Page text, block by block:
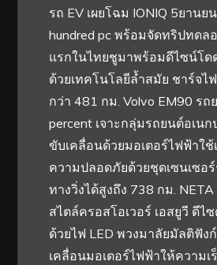
รถ EV เผยโฉม IONIQ 5ยานย
hundred pc พร้อมจัดทริปทดล
แรกในไทยชูมาพร้อมดีไซน์โด
ด้วยเทคโนโลยีล้ำสมัย ชาร์จไ
กว่า 481 กม. Volvo EM90 ร
percent เจาะกลุ่มรถยนต์อเนก
ขับเคลื่อนด้วยมอเตอร์ไฟฟ้าใช้
ความปลอดภัยด้วยชุดเซนเซอ
ทางวิ่งได้สูงถึง 738 กม.
สไตล์ครอสโอเวอร์ เอสยูวี ดีไ
ด้วยไฟ LED พวงมาลัยมัลติฟัง
เคลื่อนมอเตอร์ไฟฟ้าให้ความเ